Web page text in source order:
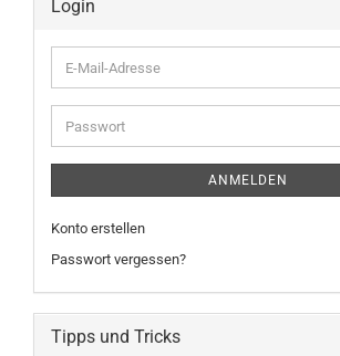
Login
E-
Mail-
Adresse
Passwort
ANMELDEN
Konto erstellen
Passwort vergessen?
Tipps und Tricks